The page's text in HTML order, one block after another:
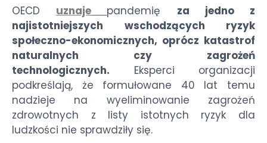
OECD uznaje pandemię za jedno z
najistotniejszych wschodzących ryzyk
społeczno-ekonomicznych, oprócz katastrof
naturalnych czy zagrożeń
technologicznych. Eksperci organizacji
podkreślają, że formułowane 40 lat temu
nadzieje na wyeliminowanie zagrożeń
zdrowotnych z listy istotnych ryzyk dla
ludzkości nie sprawdziły się.